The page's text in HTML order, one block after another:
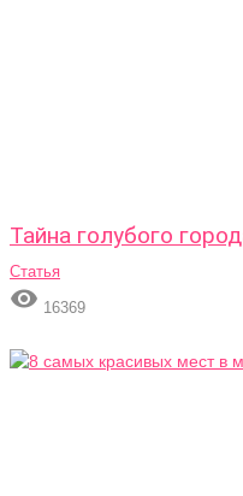
Тайна голубого
Статья
 16369